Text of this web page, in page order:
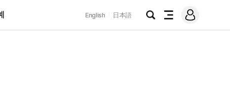
English 日本語
검
전
메
그